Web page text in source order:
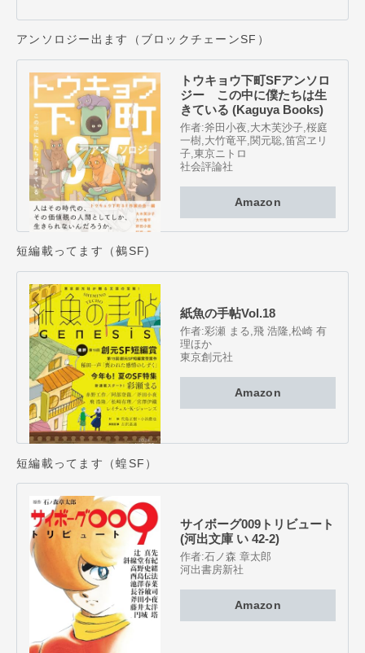
アンソロジー出ます（ブロックチェーンSF）
トウキョウ下町SFアンソロ
ジー この中に僕たちは生
きている (Kaguya Books)
作者:斧田小夜 大木芙沙子 ,桜庭
一樹 大竹竜平 ,関元聡 ,笛宮ヱリ
子 ,東京ニトロ
社会評論社
Amazon
短編載ってます（鵺SF)
紙魚の手帖Vol.18
作者:彩瀬 まる ,飛 浩隆 ,松崎 有
理ほか
東京創元社
Amazon
短編載ってます（蝗SF）
サイボーグ009トリビュート
(河出文庫 い 42-2)
作者:石ノ森 章太郎
河出書房新社
Amazon